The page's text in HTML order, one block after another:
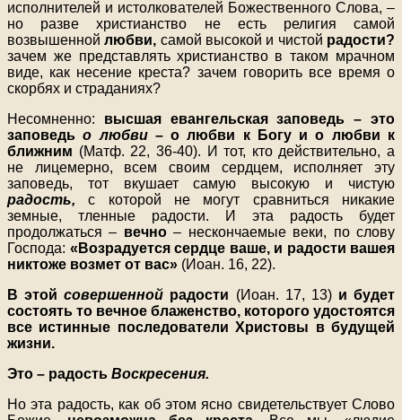
исполнителей и истолкователей Божественного Слова, –
но разве христианство не есть религия самой
возвышеннойлюбви, самой высокой и чистой радости?
зачем же представлять христианство в таком мрачном
виде, как несение креста? зачем говорить все время о
скорбях и страданиях?
Несомненно: высшая евангельская заповедь – это
заповедьо любви– о любви к Богу и о любви к
ближним (Матф. 22, 36-40). И тот, кто действительно, а
не лицемерно, всем своим сердцем, исполняет эту
заповедь, тот вкушает самую высокую и чистую
радость, с которой не могут сравниться никакие
земные, тленные радости. И эта радость будет
продолжаться – вечно– нескончаемые веки, по слову
Господа: «Возрадуется сердце ваше, и радости вашея
никтоже возмет от вас» (Иоан. 16, 22).
В этойсовершенной радости (Иоан. 17, 13) и будет
состоять то вечное блаженство, которого удостоятся
все истинные последователи Христовы в будущей
жизни.
Это – радость Воскресения.
Но эта радость, как об этом ясно свидетельствует Слово